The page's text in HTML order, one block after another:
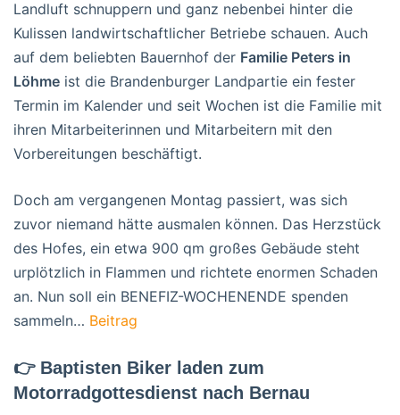
Landluft schnuppern und ganz nebenbei hinter die
Kulissen landwirtschaftlicher Betriebe schauen. Auch
auf dem beliebten Bauernhof der Familie Peters in
Löhme ist die Brandenburger Landpartie ein fester
Termin im Kalender und seit Wochen ist die Familie mit
ihren Mitarbeiterinnen und Mitarbeitern mit den
Vorbereitungen beschäftigt.
Doch am vergangenen Montag passiert, was sich
zuvor niemand hätte ausmalen können. Das Herzstück
des Hofes, ein etwa 900 qm großes Gebäude steht
urplötzlich in Flammen und richtete enormen Schaden
an. Nun soll ein BENEFIZ-WOCHENENDE spenden
sammeln… Beitrag
👉 Baptisten Biker laden zum
Motorradgottesdienst nach Bernau